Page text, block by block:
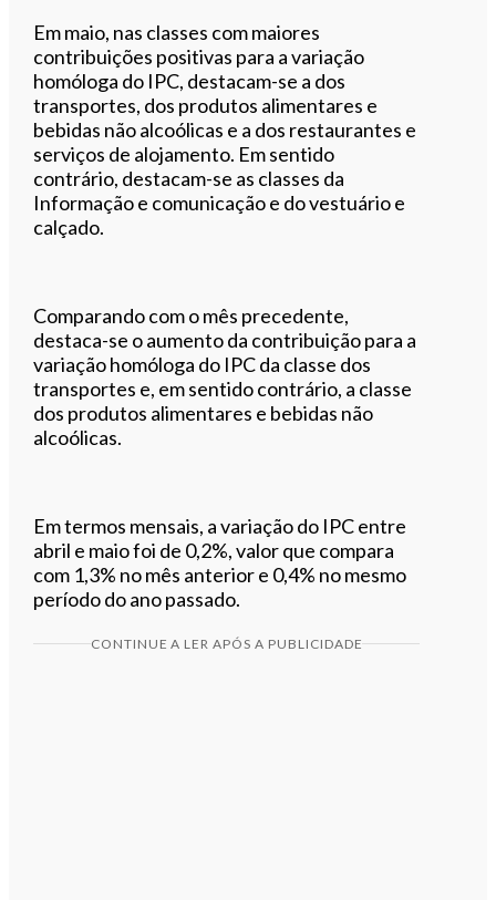
Em maio, nas classes com maiores
contribuições positivas para a variação
homóloga do IPC, destacam-se a dos
transportes, dos produtos alimentares e
bebidas não alcoólicas e a dos restaurantes e
serviços de alojamento. Em sentido
contrário, destacam-se as classes da
Informação e comunicação e do vestuário e
calçado.
Comparando com o mês precedente,
destaca-se o aumento da contribuição para a
variação homóloga do IPC da classe dos
transportes e, em sentido contrário, a classe
dos produtos alimentares e bebidas não
alcoólicas.
Em termos mensais, a variação do IPC entre
abril e maio foi de 0,2%, valor que compara
com 1,3% no mês anterior e 0,4% no mesmo
período do ano passado.
CONTINUE A LER APÓS A PUBLICIDADE